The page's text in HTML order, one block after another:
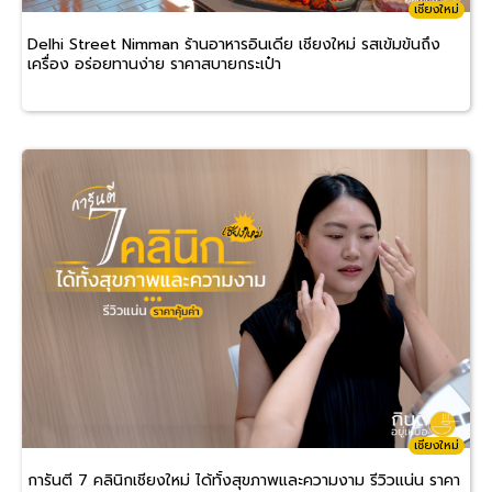
เชียงใหม่
Delhi Street Nimman ร้านอาหารอินเดีย เชียงใหม่ รสเข้มข้นถึง
เครื่อง อร่อยทานง่าย ราคาสบายกระเป๋า
เชียงใหม่
การันตี 7 คลินิกเชียงใหม่ ได้ทั้งสุขภาพและความงาม รีวิวแน่น ราคา